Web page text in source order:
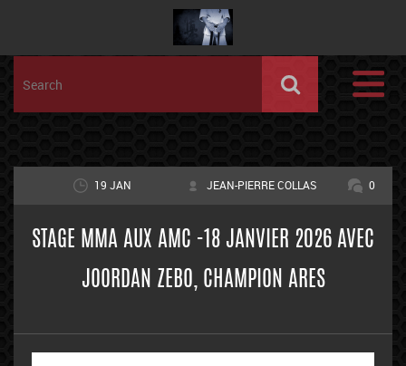
19 JAN JEAN-PIERRE COLLAS 0
STAGE MMA AUX AMC -18 JANVIER 2026 AVEC
JOORDAN ZEBO, CHAMPION ARES